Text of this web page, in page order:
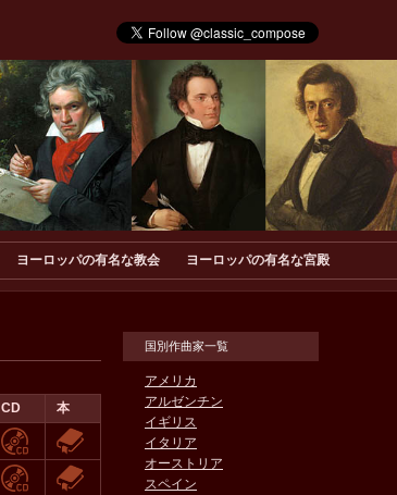
ヨーロッパの有名な教会 ヨーロッパの有名な宮殿
CD 本
国別作曲家一覧
アメリカ
アルゼンチン
イギリス
イタリア
オーストリア
スペイン